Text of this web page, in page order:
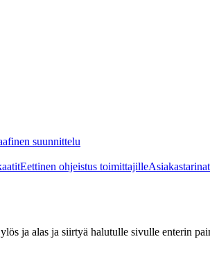
suunnittelu
Eettinen ohjeistus toimittajilleAsiakastarinat
ja alas ja siirtyä halutulle sivulle enterin